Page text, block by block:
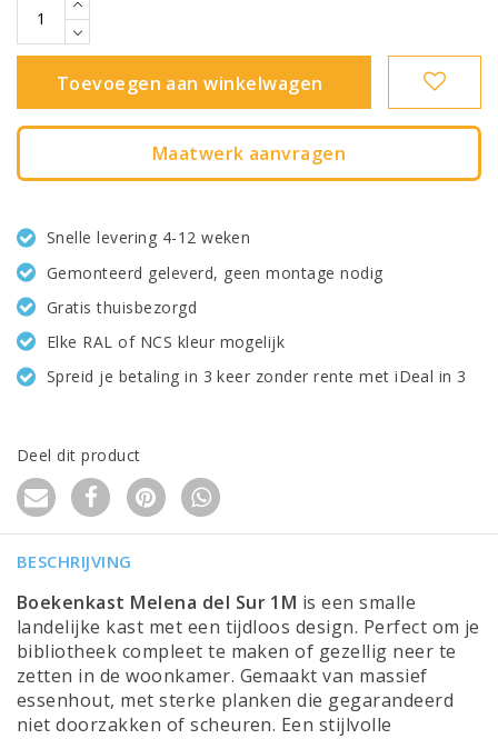
Toevoegen aan winkelwagen
Maatwerk aanvragen
Snelle levering 4-12 weken
Gemonteerd geleverd, geen montage nodig
Gratis thuisbezorgd
Elke RAL of NCS kleur mogelijk
Spreid je betaling in 3 keer zonder rente met iDeal in 3
Deel dit product
BESCHRIJVING
Boekenkast Melena del Sur 1M is een smalle
landelijke kast met een tijdloos design. Perfect om je
bibliotheek compleet te maken of gezellig neer te
zetten in de woonkamer. Gemaakt van massief
essenhout, met sterke planken die gegarandeerd
niet doorzakken of scheuren. Een stijlvolle